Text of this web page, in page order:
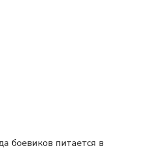
боевиков питается в